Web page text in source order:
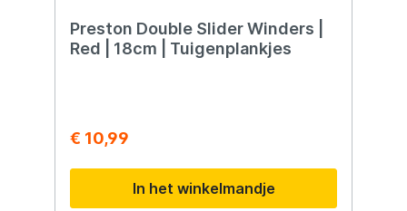
Preston Double Slider Winders |
Red | 18cm | Tuigenplankjes
€ 10,99
In het winkelmandje